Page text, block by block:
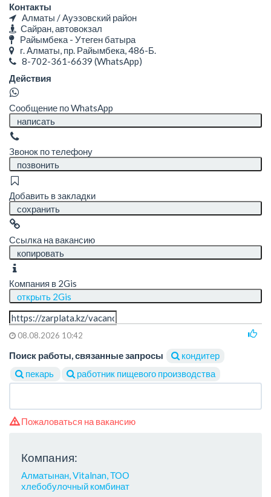
Контакты
Алматы / Ауэзовский район
Сайран, автовокзал
Райымбека - Утеген батыра
г. Алматы, пр. Райымбека, 486-Б.
8-702-361-6639 (WhatsApp)
Действия
Сообщение по WhatsApp
написать
Звонок по телефону
позвонить
Добавить в закладки
сохранить
Ссылка на вакансию
копировать
Компания в 2Gis
открыть 2Gis
08.08.2026 10:42
Поиск работы, связанные запросы
кондитер
пекарь
работник пищевого производства
Пожаловаться на вакансию
Компания:
Алматынан, Vitalnan, ТОО
хлебобулочный комбинат